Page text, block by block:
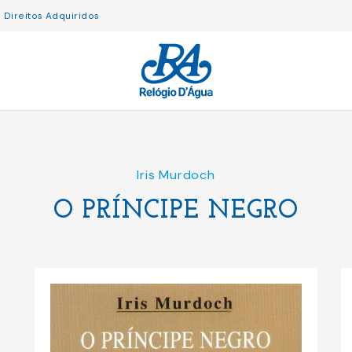
Direitos Adquiridos
Iris Murdoch
O PRÍNCIPE NEGRO